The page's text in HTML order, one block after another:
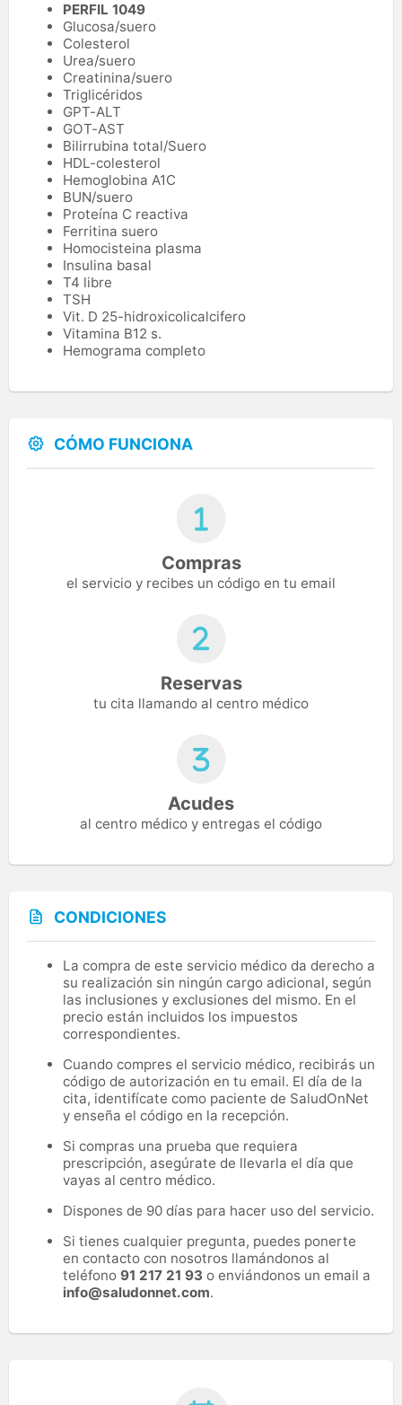
PERFIL 1049
Glucosa/suero
Colesterol
Urea/suero
Creatinina/suero
Triglicéridos
GPT-ALT
GOT-AST
Bilirrubina total/Suero
HDL-colesterol
Hemoglobina A1C
BUN/suero
Proteína C reactiva
Ferritina suero
Homocisteina plasma
Insulina basal
T4 libre
TSH
Vit. D 25-hidroxicolicalcifero
Vitamina B12 s.
Hemograma completo
CÓMO FUNCIONA
Compras
el servicio y recibes un código en tu email
Reservas
tu cita llamando al centro médico
Acudes
al centro médico y entregas el código
CONDICIONES
La compra de este servicio médico da derecho a
su realización sin ningún cargo adicional, según
las inclusiones y exclusiones del mismo. En el
precio están incluidos los impuestos
correspondientes.
Cuando compres el servicio médico, recibirás un
código de autorización en tu email. El día de la
cita, identifícate como paciente de SaludOnNet
y enseña el código en la recepción.
Si compras una prueba que requiera
prescripción, asegúrate de llevarla el día que
vayas al centro médico.
Dispones de 90 días para hacer uso del servicio.
Si tienes cualquier pregunta, puedes ponerte
en contacto con nosotros llamándonos al
teléfono 91 217 21 93 o enviándonos un email a
info@saludonnet.com.